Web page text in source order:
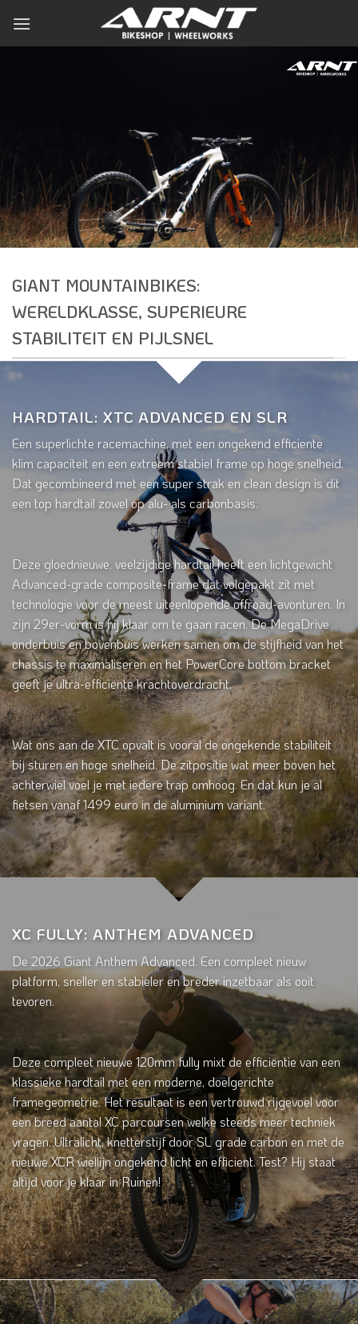
naar
inhoud
GIANT MOUNTAINBIKES:
WERELDKLASSE, SUPERIEURE
STABILITEIT EN PIJLSNEL
HARDTAIL: XTC ADVANCED EN SLR
Een superlichte racemachine, met een ongekend efficiente
klim capaciteit en een extreem stabiel frame op hoge snelheid.
Dat gecombineerd met een super strak en clean design is dit
een top hardtail zowel op alu- als carbonbasis.
Deze gloednieuwe, veelzijdige hardtail heeft een lichtgewicht
Advanced-grade composite-frame dat volgepakt zit met
technologie voor de meest uiteenlopende offroad-avonturen. In
zijn 29er-vorm is hij klaar om te gaan racen. De MegaDrive
onderbuis en bovenbuis werken samen om de stijfheid van het
chassis te maximaliseren en het PowerCore bottom bracket
geeft je ultra-efficiënte krachtoverdracht.
Wat ons aan de XTC opvalt is vooral de ongekende stabiliteit
bij sturen en hoge snelheid. De zitpositie wat meer boven het
achterwiel voel je met iedere trap omhoog. En dat kun je al
fietsen vanaf 1499 euro in de aluminium variant.
XC FULLY: ANTHEM ADVANCED
De 2026 Giant Anthem Advanced. Een compleet nieuw
platform, sneller en stabieler en breder inzetbaar als ooit
tevoren.
Deze compleet nieuwe 120mm fully mixt de efficiëntie van een
klassieke hardtail met een moderne, doelgerichte
framegeometrie. Het resultaat is een vertrouwd rijgevoel voor
een breed aantal XC parcoursen welke steeds meer techniek
vragen. Ultralicht, knetterstijf door SL grade carbon en met de
nieuwe XCR wiellijn ongekend licht en efficient. Test? Hij staat
altijd voor je klaar in Ruinen!